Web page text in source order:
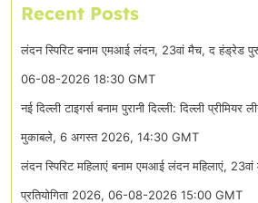
Recent Posts
लंदन स्पिरिट बनाम एमआई लंदन, 23वां मैच, द हंड्रेड
06-08-2026 18:30 GMT
नई दिल्ली टाइगर्स बनाम पुरानी दिल्ली: दिल्ली
मुकाबले, 6 अगस्त 2026, 14:30 GMT
लंदन स्पिरिट महिलाएं बनाम एमआई लंदन महिलाएं,
प्रतियोगिता 2026, 06-08-2026 15:00 GMT